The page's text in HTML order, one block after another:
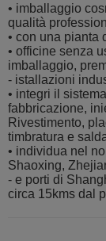
• imballaggio
qualità
• con una pianta
• officine senza
imballaggio,
- istallazioni
• integri il
fabbricazione,
Rivestimento,
timbratura e
• individua nel
Shaoxing,
- e porti di
circa 15kms dal